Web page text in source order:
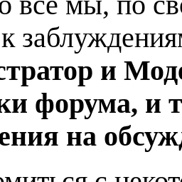
и
форума, и
на